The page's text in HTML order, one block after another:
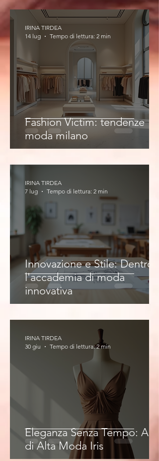
Fashion Victim: tendenze
moda milano
IRINA TIRDEA
14 lug
Tempo di lettura: 2 min
Innovazione e Stile: Dentro
l'accademia di moda
innovativa
IRINA TIRDEA
7 lug
Tempo di lettura: 2 min
Eleganza Senza Tempo: Abiti
di Alta Moda Iris
IRINA TIRDEA
30 giu
Tempo di lettura: 2 min